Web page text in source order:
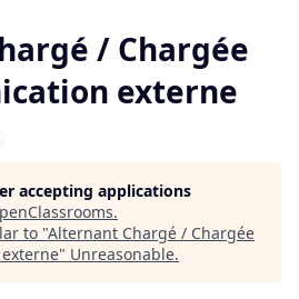
/ Chargée
externe
accepting applications
.
to "Alternant Chargé / Chargée
" Unreasonable.